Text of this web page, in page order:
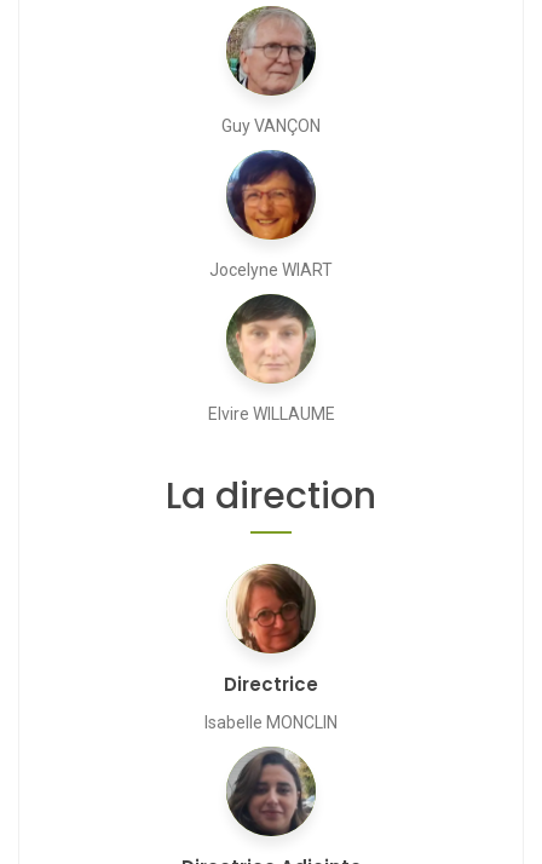
Guy VANÇON
Jocelyne WIART
Elvire WILLAUME
La direction
Directrice
Isabelle MONCLIN